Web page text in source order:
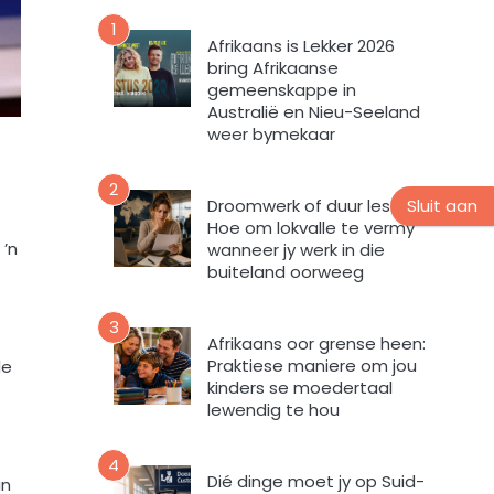
u
u
s
b
e
f
v
o
r
m
i
e
v
u
e
m
e
k
a
a
1
Afrikaans is Lekker 2026
bring Afrikaanse
gemeenskappe in
Australië en Nieu-Seeland
weer bymekaar
2
Droomwerk of duur les?
Hoe om lokvalle te vermy
wanneer jy werk in die
buiteland oorweeg
3
Afrikaans oor grense heen:
Praktiese maniere om jou
kinders se moedertaal
lewendig te hou
4
Dié dinge moet jy op Suid-
Sluit aan